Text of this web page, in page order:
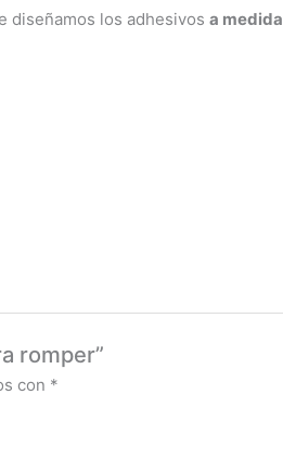
diseñamos los adhesivosa medida
romper”
con *